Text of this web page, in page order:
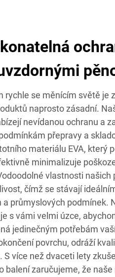
rychle se měnícím světě je
naprosto zásadní.
nevídanou ochranu a
přepravy a
materiálu EVA, který
minimalizuje
vlastnosti
čímž se stávají
a průmyslových podmínek.
s vámi velmi úzce,
jedinečným potřebám
povrchu, odráží
S více než dvaceti lety
balení zaručujeme, že